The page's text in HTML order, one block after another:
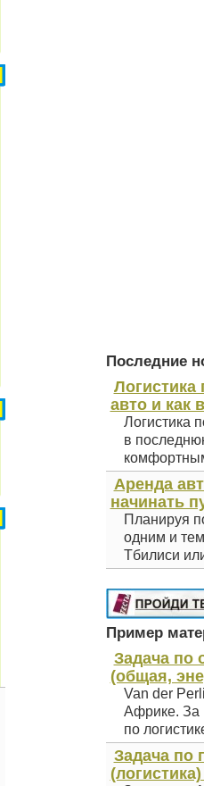
Последние
Логистика
авто и как
Логистика
в
Аренда
начинать
Планируя
одним и
Тбилиси
Пример
Задача по
(общая,
Van der
Африке. За
по
Задача по